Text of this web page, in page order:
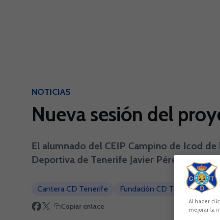
NOTICIAS
Nueva sesión del
El alumnado del CEIP Campino de Icod
Deportiva de Tenerife Javier Pérez.
Cantera CD Tenerife Fundación CD Tenerife
Copiar enlace
Al hacer
mejorar la